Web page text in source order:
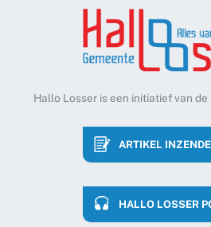
Hallo Losser is een initiatief van
ARTIKEL
HALLO LOSSER